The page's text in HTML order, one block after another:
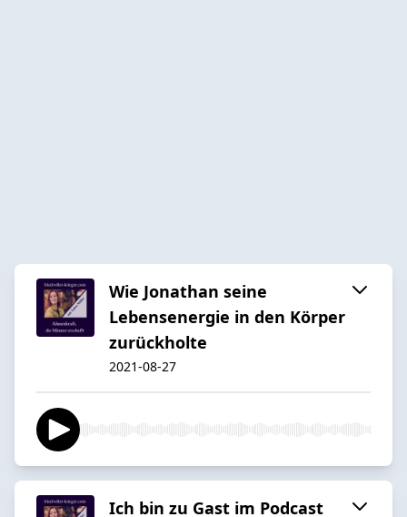
Wie Jonathan seine
Lebensenergie in den Körper
zurückholte
2021-08-27
Ich bin zu Gast im Podcast